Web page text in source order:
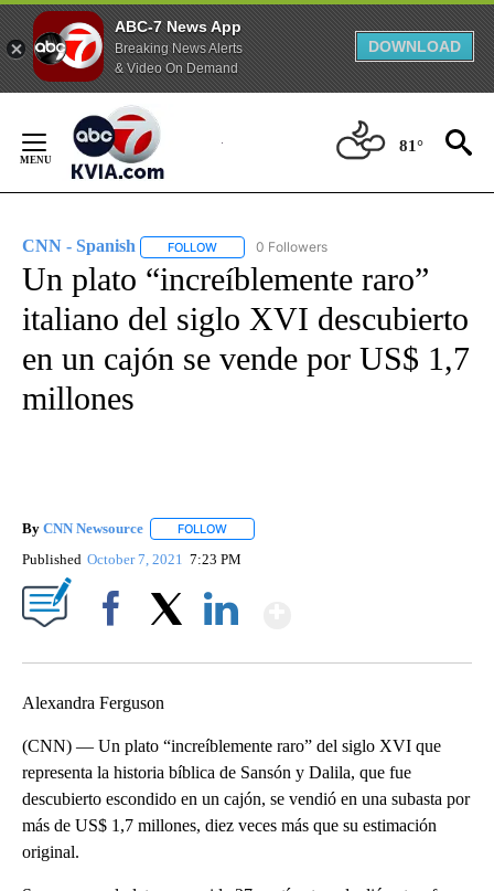
ABC-7 News App
Breaking News Alerts
& Video On Demand
DOWNLOAD
Content
81°
CNN - Spanish FOLLOW FOLLOW "CNN - SPANISH" TO RECEIVE
0 Followers
Un plato “increíblemente raro”
italiano del siglo XVI descubierto
en un cajón se vende por US$ 1,7
millones
By CNN Newsource FOLLOW
Published October 7, 2021 7:23 PM
Alexandra Ferguson
(CNN) — Un plato “increíblemente raro” del siglo XVI que
representa la historia bíblica de Sansón y Dalila, que fue
descubierto escondido en un cajón, se vendió en una subasta por
más de US$ 1,7 millones, diez veces más que su estimación
original.